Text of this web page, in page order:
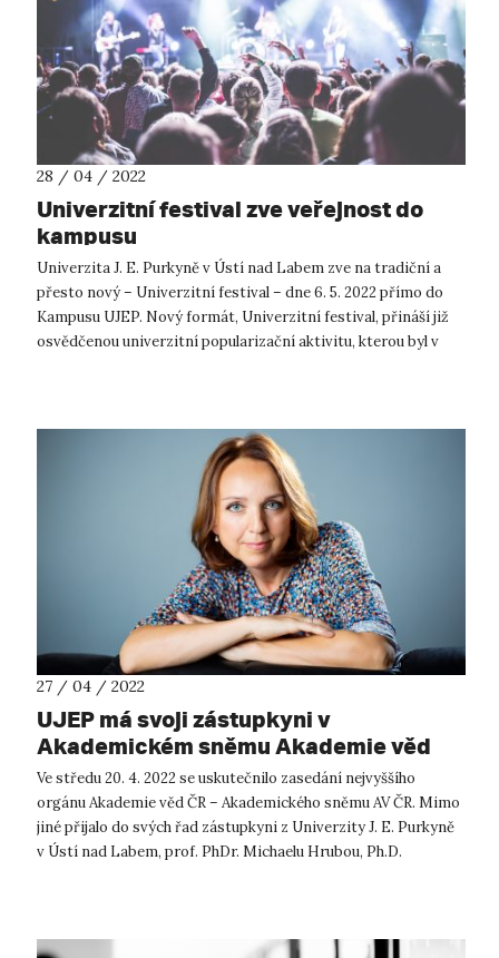
28 / 04 / 2022
Univerzitní festival zve veřejnost do
kampusu
Univerzita J. E. Purkyně v Ústí nad Labem zve na tradiční a
přesto nový – Univerzitní festival – dne 6. 5. 2022 přímo do
Kampusu UJEP. Nový formát, Univerzitní festival, přináší již
osvědčenou univerzitní popularizační aktivitu, kterou byl v
27 / 04 / 2022
UJEP má svoji zástupkyni v
Akademickém sněmu Akademie věd
ČR
Ve středu 20. 4. 2022 se uskutečnilo zasedání nejvyššího
orgánu Akademie věd ČR – Akademického sněmu AV ČR. Mimo
jiné přijalo do svých řad zástupkyni z Univerzity J. E. Purkyně
v Ústí nad Labem, prof. PhDr. Michaelu Hrubou, Ph.D.